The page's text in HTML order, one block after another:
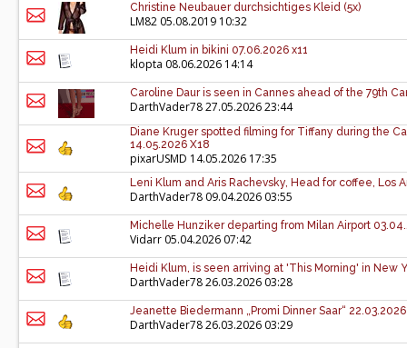
Christine Neubauer durchsichtiges Kleid (5x)
LM82 05.08.2019 10:32
Heidi Klum in bikini 07.06.2026 x11
klopta 08.06.2026 14:14
Caroline Daur is seen in Cannes ahead of the 79th
DarthVader7827.05.2026 23:44
Diane Kruger spotted filming for Tiffany during the
14.05.2026 X18
pixarUSMD 14.05.2026 17:35
Leni Klum and Aris Rachevsky, Head for coffee, Los
DarthVader78 09.04.2026 03:55
Michelle Hunziker departing from Milan Airport
Vidarr 05.04.2026 07:42
Heidi Klum, is seen arriving at 'This Morning' in New
DarthVader7826.03.2026 03:28
Jeanette Biedermann „Promi Dinner Saar“
DarthVader7826.03.2026 03:29